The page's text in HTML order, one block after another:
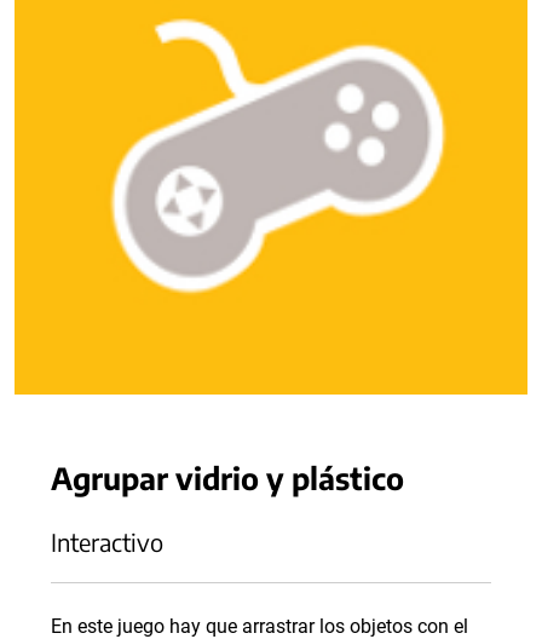
Agrupar vidrio y plástico
Interactivo
En este juego hay que arrastrar los objetos con el